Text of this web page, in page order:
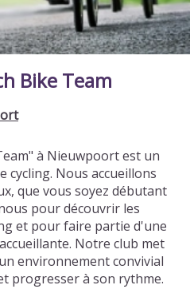
Bike Team
à Nieuwpoort est un
cycling. Nous accueillons
que vous soyez débutant
pour découvrir les
et pour faire partie d'une
Notre club met
environnement convivial
progresser à son rythme.